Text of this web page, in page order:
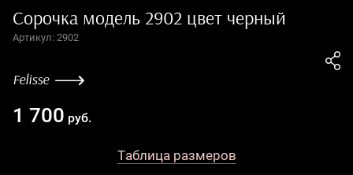
Сорочка модель 2902 цвет черный
Артикул: 2902
Felisse
1 700 руб.
Таблица размеров